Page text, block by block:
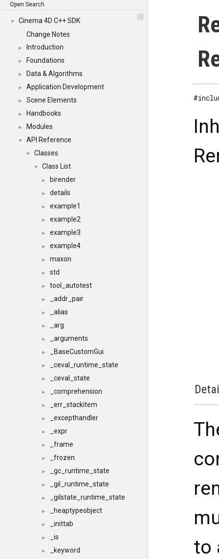
Open Search
▼
Cinema 4D C++ SDK
Change Notes
► Introduction
► Foundations
► Data & Algorithms
► Application Development
► Scene Elements
► Handbooks
► Modules
▼ API Reference
▼ Classes
▼ Class List
► birender
► details
► example1
► example2
► example3
► example4
► maxon
► std
► tool_autotest
► _addr_pair
► _alias
► _arg
► _arguments
► _BaseCustomGui
► _ceval_runtime_state
► _ceval_state
► _comprehension
► _err_stackitem
► _excepthandler
► _expr
► _frame
► _frozen
► _gc_runtime_state
► _gil_runtime_state
► _gilstate_runtime_state
► _heaptypeobject
► _inittab
► _is
► _keyword
to